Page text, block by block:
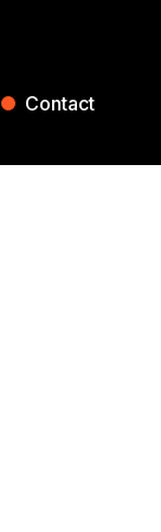
Contact